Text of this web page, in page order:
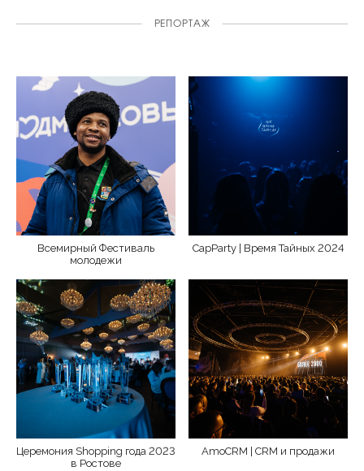
РЕПОРТАЖ
Всемирный Фестиваль
молодежи
CapParty | Время Тайных 2024
Церемония Shopping года 2023
в Ростове
AmoCRM | CRM и продажи